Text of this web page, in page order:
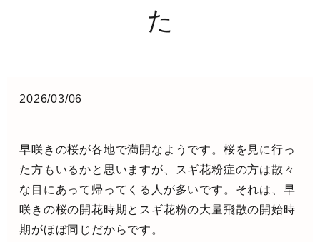
た
2026/03/06
早咲きの桜が各地で満開なようです。桜を見に行っ
た方もいるかと思いますが、スギ花粉症の方は散々
な目にあって帰ってくる人が多いです。それは、早
咲きの桜の開花時期とスギ花粉の大量飛散の開始時
期がほぼ同じだからです。